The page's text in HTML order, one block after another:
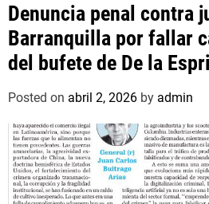
Denuncia penal contra
Barranquilla por fallar
del bufete de De la
asociado un hijo suyo
Posted on abril 2, 2026 by admin